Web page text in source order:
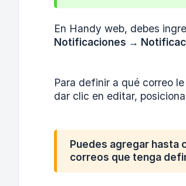
En Handy web, debes
Notificaciones →
Para definir a qué correo
dar clic en editar,
Puedes agregar hasta
correos que tenga